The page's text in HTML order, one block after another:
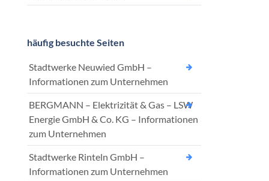
häufig besuchte Seiten
Stadtwerke Neuwied GmbH –
Informationen zum Unternehmen
BERGMANN – Elektrizität & Gas – LSW
Energie GmbH & Co. KG – Informationen
zum Unternehmen
Stadtwerke Rinteln GmbH –
Informationen zum Unternehmen